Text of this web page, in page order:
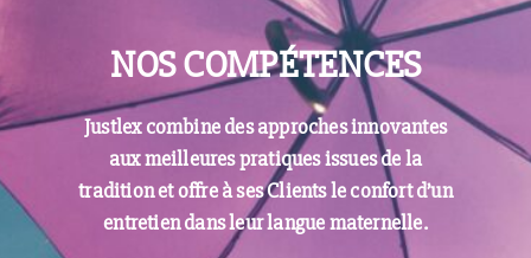
NOS COMPÉTENCES
Justlex combine des approches innovantes
aux meilleures pratiques issues de la
tradition et offre à ses Clients le confort d’un
entretien dans leur langue maternelle.